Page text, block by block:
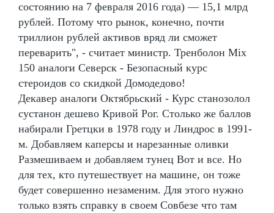
состоянию на 7 февраля 2016 года) — 15,1 млрд
рублей. Потому что рынок, конечно, почти
триллион рублей активов вряд ли сможет
переварить", - считает министр. Тренболон Mix
150 аналоги Северск - Безопасный курс
стероидов со скидкой Домодедово!
Декавер аналоги Октябрьский - Курс станозолол
сустанон дешево Кривой Рог. Столько же баллов
набирали Гретцки в 1978 году и Линдрос в 1991-
м. Добавляем каперсы и нарезанные оливки
Размешиваем и добавляем тунец Вот и все. Но
для тех, кто путешествует на машине, он тоже
будет совершенно незаменим. Для этого нужно
только взять справку в своем Совбезе что там